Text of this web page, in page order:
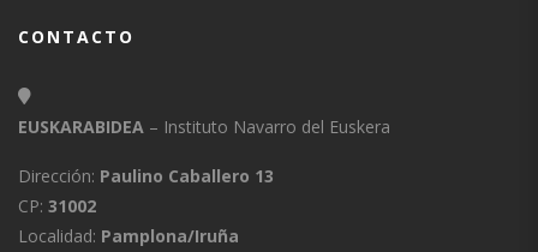
CONTACTO
EUSKARABIDEA – Instituto Navarro del Euskera
Dirección: Paulino Caballero 13
CP: 31002
Localidad: Pamplona/Iruña